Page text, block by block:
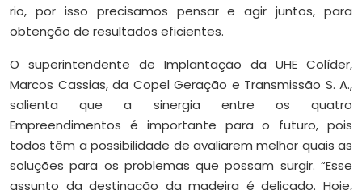
rio, por isso precisamos pensar e agir juntos, para
obtenção de resultados eficientes.
O superintendente de Implantação da UHE Colíder,
Marcos Cassias, da Copel Geração e Transmissão S. A.,
salienta que a sinergia entre os quatro
Empreendimentos é importante para o futuro, pois
todos têm a possibilidade de avaliarem melhor quais as
soluções para os problemas que possam surgir. “Esse
assunto da destinação da madeira é delicado. Hoje,